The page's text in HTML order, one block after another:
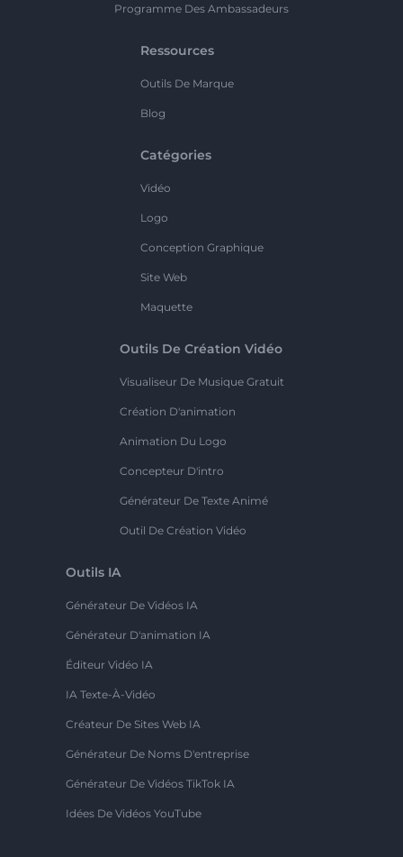
Programme Des Ambassadeurs
Ressources
Outils De Marque
Blog
Catégories
Vidéo
Logo
Conception Graphique
Site Web
Maquette
Outils De Création Vidéo
Visualiseur De Musique Gratuit
Création D'animation
Animation Du Logo
Concepteur D'intro
Générateur De Texte Animé
Outil De Création Vidéo
Outils IA
Générateur De Vidéos IA
Générateur D'animation IA
Éditeur Vidéo IA
IA Texte-À-Vidéo
Créateur De Sites Web IA
Générateur De Noms D'entreprise
Générateur De Vidéos TikTok IA
Idées De Vidéos YouTube